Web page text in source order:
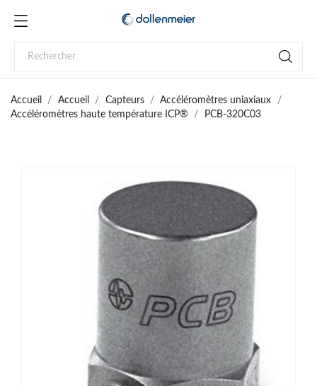
Accueil Accueil Capteurs
Accéléromètres uniaxiaux
Accéléromètres haute température ICP®
PCB-320C03